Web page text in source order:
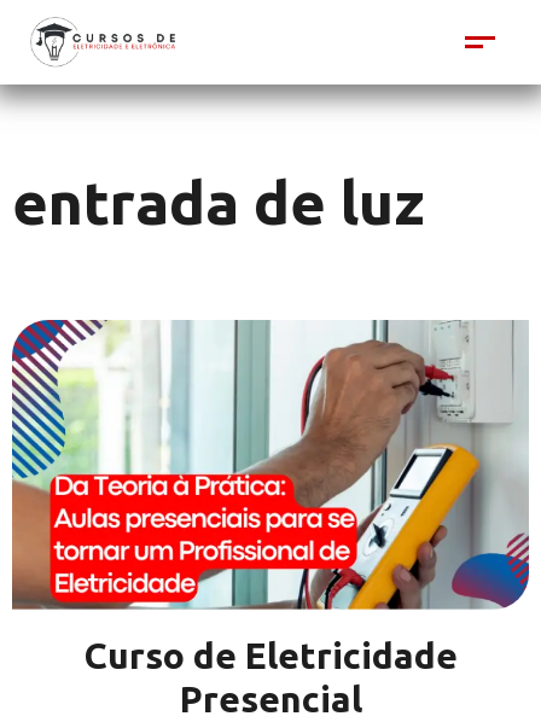
entrada de luz
Curso de Eletricidade
Presencial